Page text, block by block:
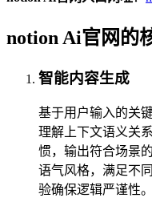
notion Ai官网的
智能内容生成
基于用户输入的关
理解上下文语义关
惯，输出符合场景
语气风格，满足不
验确保逻辑严谨性。